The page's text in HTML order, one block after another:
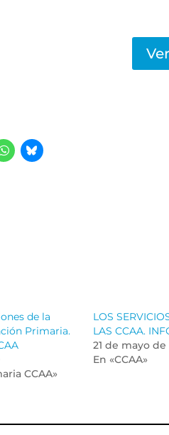
de la
Primaria.
CCAA»
LOS
LAS CCAA.
21 de mayo de
En «CCAA»